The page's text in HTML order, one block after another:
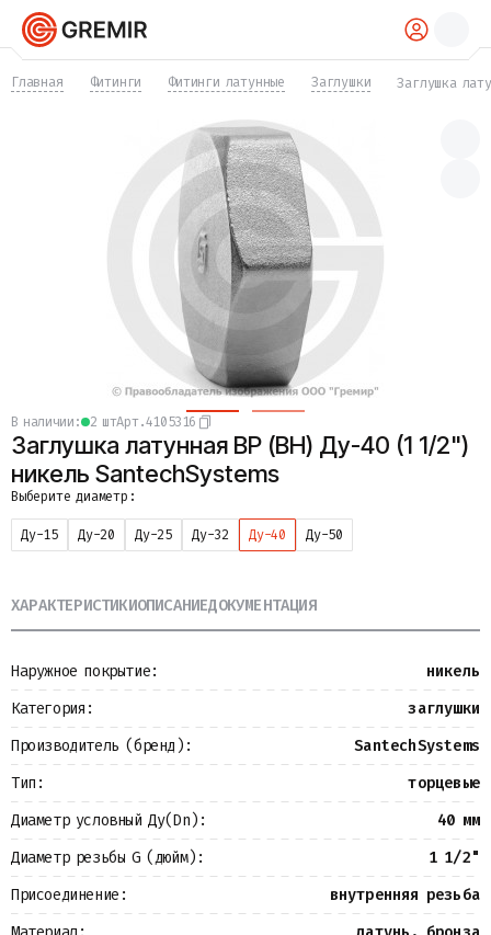
Переходы
Компенсаторы
Фасонные части
Крепеж
Прокладки и уплотнения
Теплоизоляция
Измерительные приборы
Баки
Водомерные узлы
Главная Фитинги Фитинги латунные Заглушки Заглушка
в наличии: 2 штАрт.4105316
Заглушка латунная ВР (ВН) Ду-40 (1 1/2")
никель SantechSystems
Выберите диаметр:
Ду-15 Ду-20 Ду-25 Ду-32 Ду-40 Ду-50
ХАРАКТЕРИСТИКИОПИСАНИЕДОКУМЕНТАЦИЯ
Наружное покрытие:
никель
Категория:
заглушки
Производитель (бренд):
SantechSystems
Тип:
торцевые
Диаметр условный Ду(Dn):
40 мм
Диаметр резьбы G (дюйм):
1 1/2"
Присоединение:
внутренняя резьба